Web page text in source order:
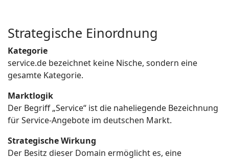
Strategische Einordnung
Kategorie
service.de bezeichnet keine Nische, sondern eine
gesamte Kategorie.
Marktlogik
Der Begriff „Service“ ist die naheliegende Bezeichnung
für Service-Angebote im deutschen Markt.
Strategische Wirkung
Der Besitz dieser Domain ermöglicht es, eine